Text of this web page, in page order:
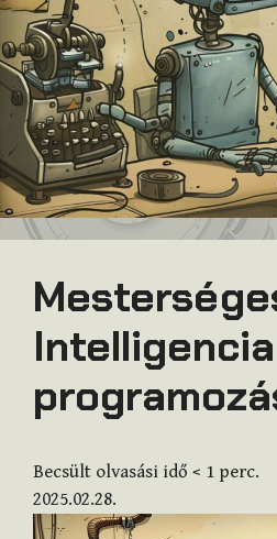
Intelligencia
Becsült olvasási idő < 1 perc.
2025.02.28.